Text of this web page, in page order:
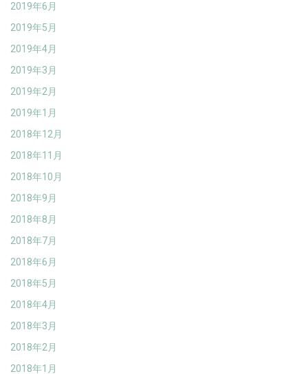
2019年6月
2019年5月
2019年4月
2019年3月
2019年2月
2019年1月
2018年12月
2018年11月
2018年10月
2018年9月
2018年8月
2018年7月
2018年6月
2018年5月
2018年4月
2018年3月
2018年2月
2018年1月